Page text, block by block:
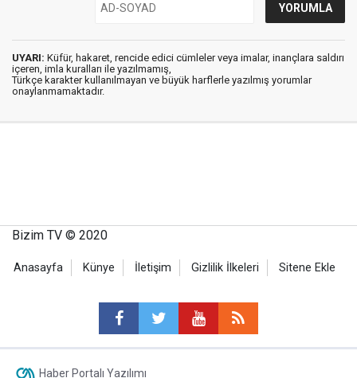
UYARI: Küfür, hakaret, rencide edici cümleler veya imalar, inançlara saldırı
içeren, imla kuralları ile yazılmamış,
Türkçe karakter kullanılmayan ve büyük harflerle yazılmış yorumlar
onaylanmamaktadır.
Bizim TV © 2020
Anasayfa Künye İletişim Gizlilik İlkeleri Sitene Ekle
Haber Portalı Yazılımı